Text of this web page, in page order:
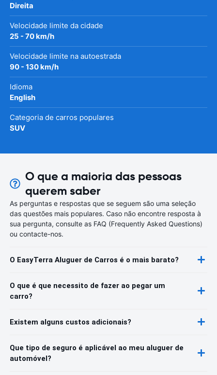
Direita
Velocidade limite da cidade
25 - 70 km/h
Velocidade limite na autoestrada
90 - 130 km/h
Idioma
English
Categoria de carros populares
SUV
O que a maioria das pessoas
querem saber
As perguntas e respostas que se seguem são uma seleção
das questões mais populares. Caso não encontre resposta à
sua pergunta, consulte as FAQ (Frequently Asked Questions)
ou contacte-nos.
O EasyTerra Aluguer de Carros é o mais barato?
O que é que necessito de fazer ao pegar um
carro?
Existem alguns custos adicionais?
Que tipo de seguro é aplicável ao meu aluguer de
automóvel?